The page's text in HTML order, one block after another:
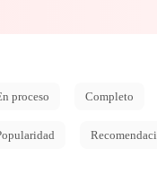
proceso Completo